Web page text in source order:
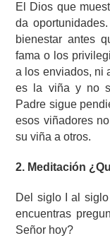
El Dios que
da
bienestar antes
fama o los
a los enviados, ni
es la viña y no
Padre sigue
esos viñadores
su viña a otros.
2. Meditación
Del siglo I al
encuentras
Señor hoy?